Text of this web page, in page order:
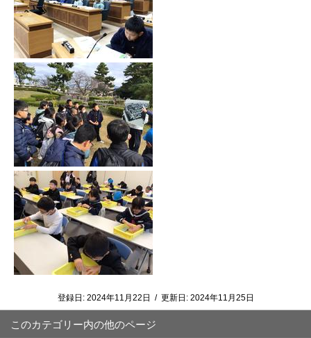
登録日: 2024年11月22日 / 更新日: 2024年11月25日
このカテゴリー内の他のページ